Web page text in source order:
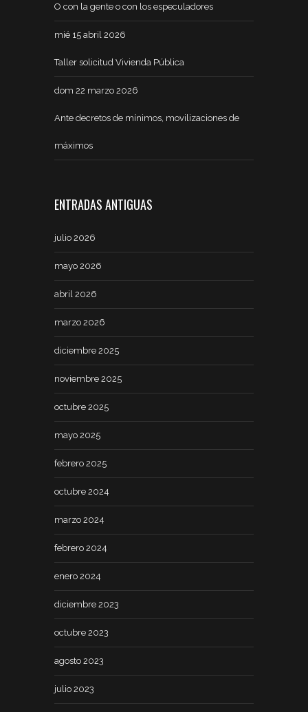
O con la gente o con los especuladores
mié 15 abril 2026
Taller solicitud Vivienda Pública
dom 22 marzo 2026
Ante decretos de mínimos, movilizaciones de
máximos
ENTRADAS ANTIGUAS
julio 2026
mayo 2026
abril 2026
marzo 2026
diciembre 2025
noviembre 2025
octubre 2025
mayo 2025
febrero 2025
octubre 2024
marzo 2024
febrero 2024
enero 2024
diciembre 2023
octubre 2023
agosto 2023
julio 2023